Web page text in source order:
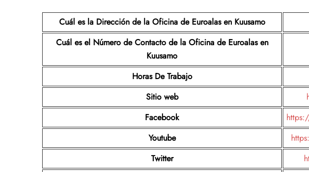
Cuál es la Dirección de la Oficina de Euroalas en Kuusamo
Cuál es el Número de Contacto de la Oficina de Euroalas en
Kuusamo
Horas De Trabajo
Sitio web
Facebook
Youtube
Twitter